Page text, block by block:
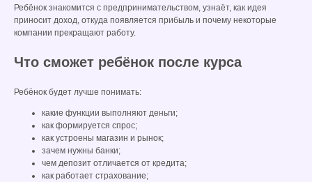
Ребёнок знакомится с предпринимательством, узнаёт, как идея
приносит доход, откуда появляется прибыль и почему некоторые
компании прекращают работу.
Что сможет ребёнок после курса
Ребёнок будет лучше понимать:
какие функции выполняют деньги;
как формируется спрос;
как устроены магазин и рынок;
зачем нужны банки;
чем депозит отличается от кредита;
как работает страхование;